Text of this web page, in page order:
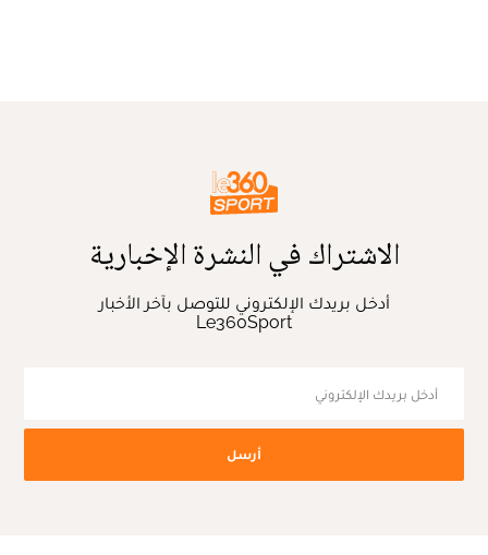
الاشتراك في النشرة الإخبارية
أدخل بريدك الإلكتروني للتوصل بآخر الأخبار
Le360Sport
أرسل